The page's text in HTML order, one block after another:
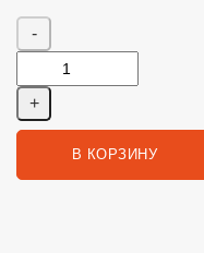
В КОРЗИНУ